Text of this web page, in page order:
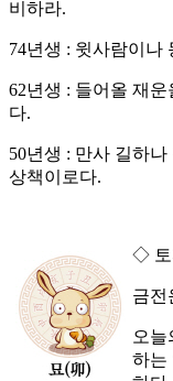
비하라.
74년생 : 윗사람이나
62년생 : 들어올 재
다.
50년생 : 만사 길하
상책이로다.
◇ 토
금전
오늘
하는